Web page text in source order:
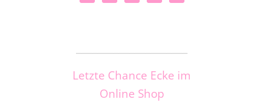
Letzte Chance Ecke im
Online Shop